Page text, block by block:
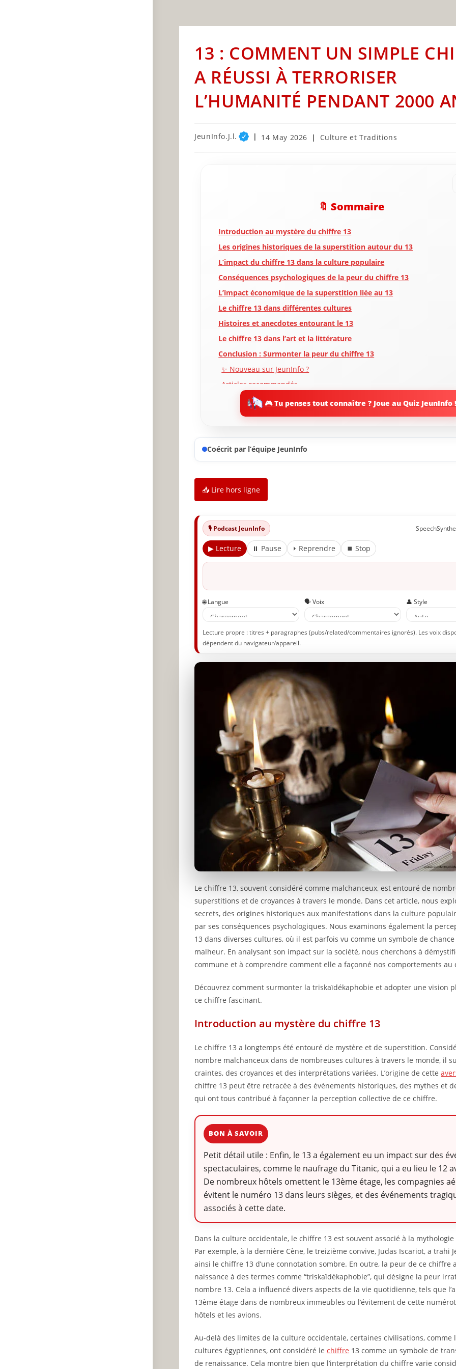
13 : COMMENT UN SIMPLE
A RÉUSSI À TERRORISER
L’HUMANITÉ PENDANT 2000
Post
JeunInfo.J.l.
Post
14 May 2026
Post
Culture et Traditions
🔖 Sommaire
Introduction au mystère du chiffre 13
Les origines historiques de la superstition autour du 13
L’impact du chiffre 13 dans la culture populaire
Conséquences psychologiques de la peur du chiffre 13
L’impact économique de la superstition liée au 13
Le chiffre 13 dans différentes cultures
Histoires et anecdotes entourant le 13
Le chiffre 13 dans l’art et la littérature
Conclusion : Surmonter la peur du chiffre 13
✨ Nouveau sur JeunInfo ?
Articles recommandés
Partager l'amour🎮 Tu penses tout connaître ? Joue au Quiz JeunInfo !
Coécrit par l’équipe JeunInfo
📥 Lire hors ligne
🎙️ Podcast JeunInfo
▶ Lecture ⏸ Pause ⏵ Reprendre ⏹ Stop
🌐 Langue 🗣️ Voix 👤 Style
Lecture propre : titres + paragraphes (pubs/related/commentaires ignorés). Les voix
dépendent du navigateur/appareil.
Le chiffre 13, souvent considéré comme malchanceux, est entouré de
superstitions et de croyances à travers le monde. Dans cet article, nous
secrets, des origines historiques aux manifestations dans la culture
par ses conséquences psychologiques. Nous examinons également la
13 dans diverses cultures, où il est parfois vu comme un symbole de
malheur. En analysant son impact sur la société, nous cherchons à
commune et à comprendre comment elle a façonné nos comportements au
Découvrez comment surmonter la triskaïdékaphobie et adopter une vision
ce chiffre fascinant.
Introduction au mystère du chiffre 13
Le chiffre 13 a longtemps été entouré de mystère et de superstition.
nombre malchanceux dans de nombreuses cultures à travers le monde, il
craintes, des croyances et des interprétations variées. L’origine de cette
chiffre 13 peut être retracée à des événements historiques, des mythes et
qui ont tous contribué à façonner la perception collective de ce chiffre.
BON À SAVOIR
Petit détail utile : Enfin, le 13 a également eu un impact sur des
spectaculaires, comme le naufrage du Titanic, qui a eu lieu le 12
De nombreux hôtels omettent le 13ème étage, les compagnies
évitent le numéro 13 dans leurs sièges, et des événements
associés à cette date.
Dans la culture occidentale, le chiffre 13 est souvent associé à la mythologie
Par exemple, à la dernière Cène, le treizième convive, Judas Iscariot, a trahi
ainsi le chiffre 13 d’une connotation sombre. En outre, la peur de ce chiffre
naissance à des termes comme “triskaïdékaphobie”, qui désigne la peur
nombre 13. Cela a influencé divers aspects de la vie quotidienne, tels que
13ème étage dans de nombreux immeubles ou l’évitement de cette
hôtels et les avions.
Au-delà des limites de la culture occidentale, certaines civilisations, comme
cultures égyptiennes, ont considéré lechiffre 13 comme un symbole de
de renaissance. Cela montre bien que l’interprétation du chiffre varie